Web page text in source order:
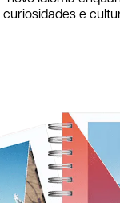
curiosidades e